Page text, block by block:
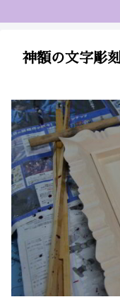
神額の文字彫刻